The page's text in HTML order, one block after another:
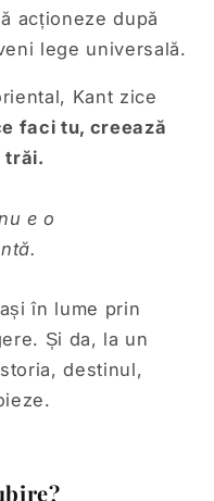
acționeze după
lege universală.
Kant zice
faci tu, creează
trăi.
e o
în lume prin
Și da, la un
destinul,